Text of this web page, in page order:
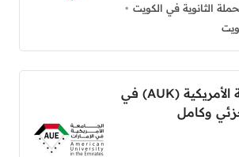
الثانوية في الكويت
وظائف الجامعة الأمريكية (AUK) في
وكامل